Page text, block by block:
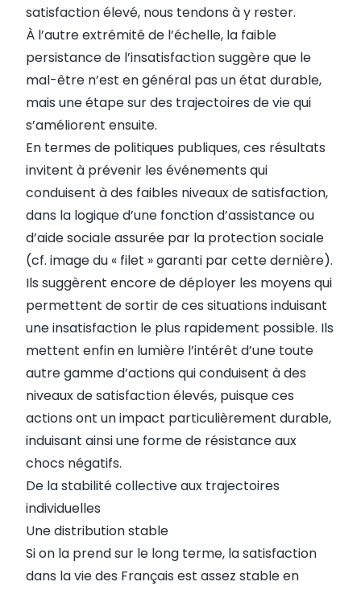
satisfaction élevé, nous tendons à y rester.
À l’autre extrémité de l’échelle, la faible
persistance de l’insatisfaction suggère que le
mal-être n’est en général pas un état durable,
mais une étape sur des trajectoires de vie qui
s’améliorent ensuite.
En termes de politiques publiques, ces résultats
invitent à prévenir les événements qui
conduisent à des faibles niveaux de satisfaction,
dans la logique d’une fonction d’assistance ou
d’aide sociale assurée par la protection sociale
(cf. image du « filet » garanti par cette dernière).
Ils suggèrent encore de déployer les moyens qui
permettent de sortir de ces situations induisant
une insatisfaction le plus rapidement possible. Ils
mettent enfin en lumière l’intérêt d’une toute
autre gamme d’actions qui conduisent à des
niveaux de satisfaction élevés, puisque ces
actions ont un impact particulièrement durable,
induisant ainsi une forme de résistance aux
chocs négatifs.
De la stabilité collective aux trajectoires
individuelles
Une distribution stable
Si on la prend sur le long terme, la satisfaction
dans la vie des Français est assez stable en